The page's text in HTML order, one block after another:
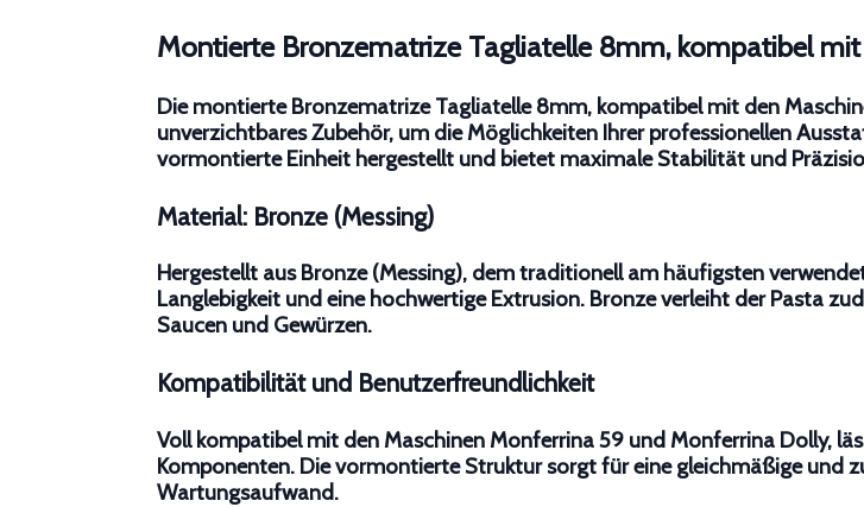
Montierte Bronzematrize Tagliatelle 8mm, kompatibel
Die montierte Bronzematrize Tagliatelle 8mm, kompatibel mit den
unverzichtbares Zubehör, um die Möglichkeiten Ihrer professionellen
vormontierte Einheit hergestellt und bietet maximale Stabilität und
Material: Bronze (Messing)
Hergestellt aus Bronze (Messing), dem traditionell am häufigsten
Langlebigkeit und eine hochwertige Extrusion. Bronze verleiht der Pasta
Saucen und Gewürzen.
Kompatibilität und Benutzerfreundlichkeit
Voll kompatibel mit den Maschinen Monferrina 59 und Monferrina Dolly,
Komponenten. Die vormontierte Struktur sorgt für eine gleichmäßige und
Wartungsaufwand.